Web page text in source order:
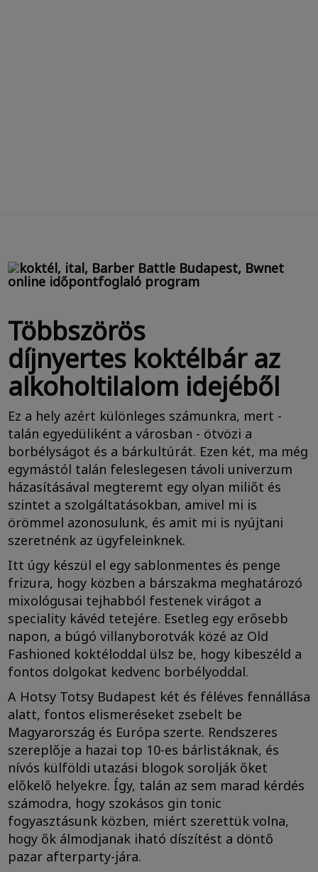
Többszörös
díjnyertes koktélbár az
alkoholtilalom idejéből
Ez a hely azért különleges számunkra, mert -
talán egyedüliként a városban - ötvözi a
borbélyságot és a bárkultúrát. Ezen két, ma még
egymástól talán feleslegesen távoli univerzum
házasításával megteremt egy olyan miliőt és
szintet a szolgáltatásokban, amivel mi is
örömmel azonosulunk, és amit mi is nyújtani
szeretnénk az ügyfeleinknek.
Itt úgy készül el egy sablonmentes és penge
frizura, hogy közben a bárszakma meghatározó
mixológusai tejhabból festenek virágot a
speciality kávéd tetejére. Esetleg egy erősebb
napon, a búgó villanyborotvák közé az Old
Fashioned koktéloddal ülsz be, hogy kibeszéld a
fontos dolgokat kedvenc borbélyoddal.
A Hotsy Totsy Budapest két és féléves fennállása
alatt, fontos elismeréseket zsebelt be
Magyarország és Európa szerte. Rendszeres
szereplője a hazai top 10-es bárlistáknak, és
nívós külföldi utazási blogok sorolják őket
előkelő helyekre. Így, talán az sem marad kérdés
számodra, hogy szokásos gin tonic
fogyasztásunk közben, miért szerettük volna,
hogy ők álmodjanak iható díszítést a döntő
pazar afterparty-jára.